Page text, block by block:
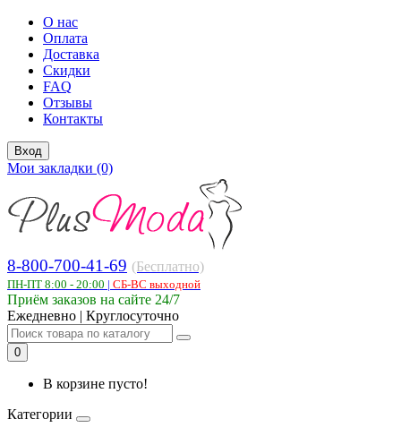
О нас
Оплата
Доставка
Скидки
FAQ
Отзывы
Контакты
Вход
Мои закладки (0)
8-800-700-41-69 (Бесплатно)
ПН-ПТ 8:00 - 20:00 | СБ-ВС выходной
Приём заказов на сайте 24/7
Ежедневно | Круглосуточно
0
В корзине пусто!
Категории